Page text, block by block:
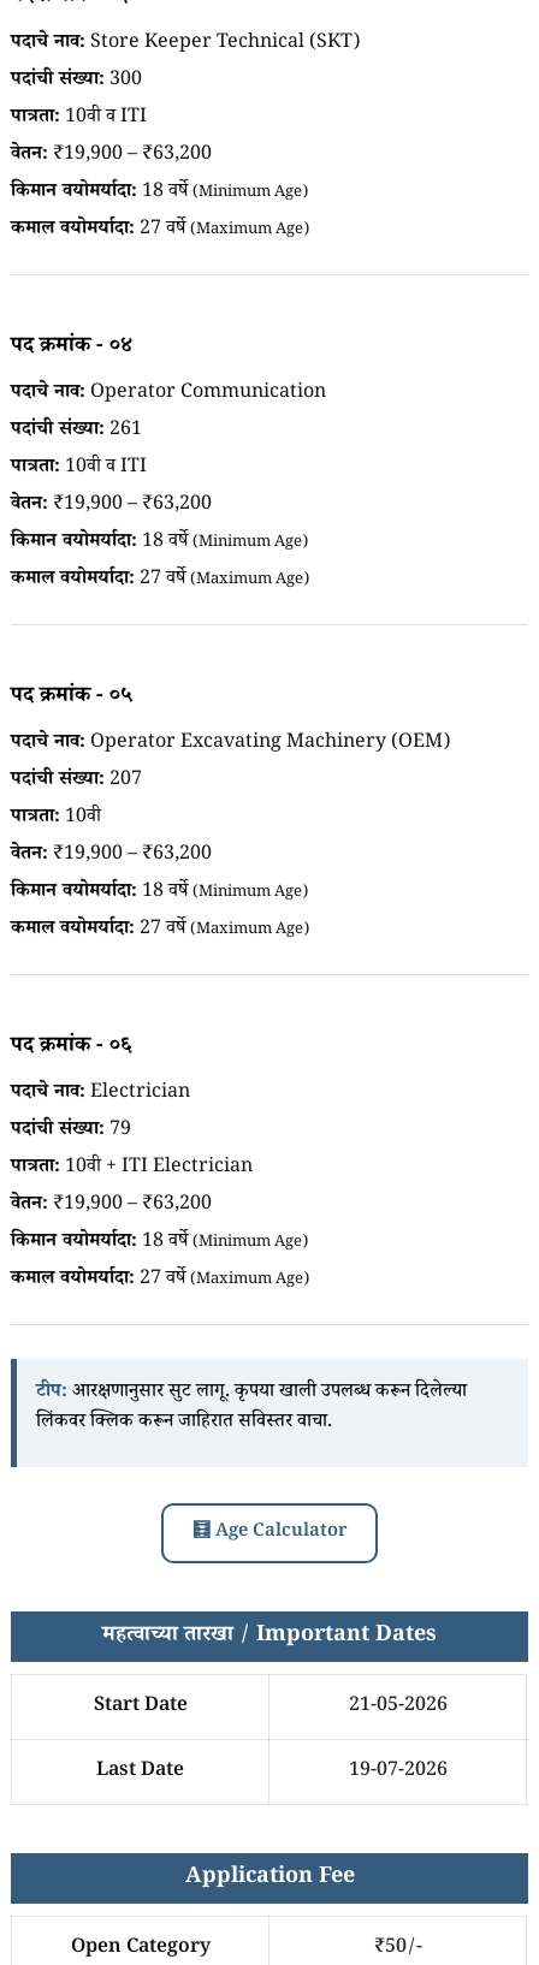
पदाचे नाव: Store Keeper Technical (SKT)
पदांची संख्या: 300
पात्रता: 10वी व ITI
वेतन: ₹19,900 – ₹63,200
किमान वयोमर्यादा: 18 वर्षे(Minimum Age)
कमाल वयोमर्यादा: 27 वर्षे(Maximum Age)
पद क्रमांक - ०४
पदाचे नाव: Operator Communication
पदांची संख्या: 261
पात्रता: 10वी व ITI
वेतन: ₹19,900 – ₹63,200
किमान वयोमर्यादा: 18 वर्षे(Minimum Age)
कमाल वयोमर्यादा: 27 वर्षे(Maximum Age)
पद क्रमांक - ०५
पदाचे नाव: Operator Excavating Machinery (OEM)
पदांची संख्या: 207
पात्रता: 10वी
वेतन: ₹19,900 – ₹63,200
किमान वयोमर्यादा: 18 वर्षे(Minimum Age)
कमाल वयोमर्यादा: 27 वर्षे(Maximum Age)
पद क्रमांक - ०६
पदाचे नाव: Electrician
पदांची संख्या: 79
पात्रता: 10वी + ITI Electrician
वेतन: ₹19,900 – ₹63,200
किमान वयोमर्यादा: 18 वर्षे(Minimum Age)
कमाल वयोमर्यादा: 27 वर्षे(Maximum Age)
टीप: आरक्षणानुसार सुट लागू. कृपया खाली उपलब्ध करून दिलेल्या
लिंकवर क्लिक करून जाहिरात सविस्तर वाचा.
🧮 Age Calculator
महत्वाच्या तारखा / Important Dates
Start Date 21-05-2026
Last Date 19-07-2026
Application Fee
Open Category ₹50/-